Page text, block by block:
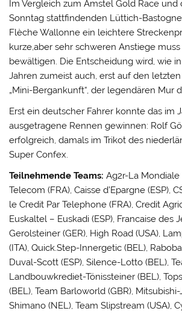
Im Vergleich zum Amstel Gold Race und
Sonntag stattfindenden Lüttich-
Flèche Wallonne ein leichtere
kurze,aber sehr schweren Anstiege
bewältigen. Die Entscheidung wird, wie
Jahren zumeist auch, erst auf den
„Mini-Bergankunft“, der legendären Mur
Erst ein deutscher Fahrer konnte das im
ausgetragene Rennen gewinnen: Rolf
erfolgreich, damals im Trikot des
Super Confex.
Teilnehmende Teams: Ag2r-La Mondiale
Telecom (FRA), Caisse d’Epargne (ESP),
le Credit Par Telephone (FRA), Credit
Euskaltel – Euskadi (ESP), Francaise des
Gerolsteiner (GER), High Road (USA),
(ITA), Quick.Step-Innergetic (BEL),
Duval-Scott (ESP), Silence-Lotto (BEL),
Landbouwkrediet-Tönissteiner (BEL),
(BEL), Team Barloworld (GBR), Mitsubishi-
Shimano (NEL), Team Slipstream (USA),